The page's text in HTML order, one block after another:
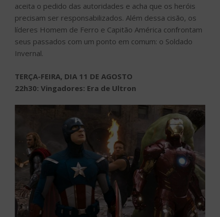
aceita o pedido das autoridades e acha que os heróis
precisam ser responsabilizados. Além dessa cisão, os
líderes Homem de Ferro e Capitão América confrontam
seus passados com um ponto em comum: o Soldado
Invernal.
TERÇA-FEIRA, DIA 11 DE AGOSTO
22h30: Vingadores: Era de Ultron